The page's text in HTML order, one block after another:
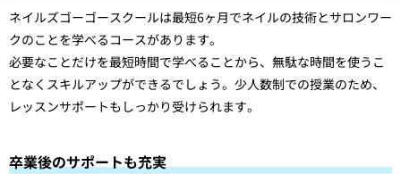
ネイルズゴーゴースクールは最短6ヶ月でネイルの技術とサロンワー
クのことを学べるコースがあります。
必要なことだけを最短時間で学べることから、無駄な時間を使うこ
となくスキルアップができるでしょう。少人数制での授業のため、
レッスンサポートもしっかり受けられます。
卒業後のサポートも充実